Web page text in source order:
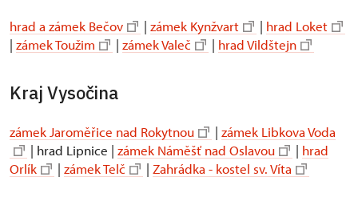
hrad a zámek Bečov | zámek Kynžvart | hrad Loket
| zámek Toužim | zámek Valeč | hrad Vildštejn
Kraj Vysočina
zámek Jaroměřice nad Rokytnou | zámek Libkova Voda
| hrad Lipnice | zámek Náměšť nad Oslavou | hrad
Orlík
| zámek Telč | Zahrádka - kostel sv. Víta